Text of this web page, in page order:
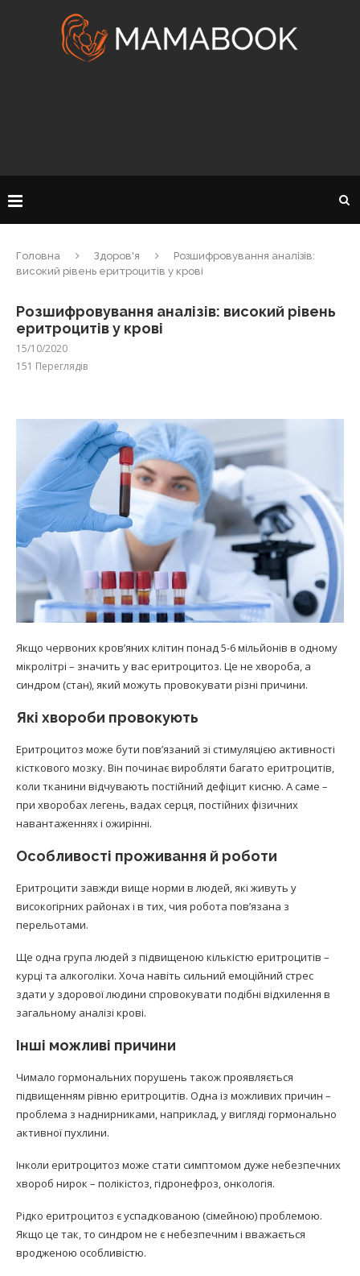
Головна Здоров'я
Розшифровування аналізів:
високий рівень еритроцитів у крові
Розшифровування аналізів: високий рівень
еритроцитів у крові
15/10/2020
151 Переглядів
Якщо червоних кров’яних клітин понад 5-6 мільйонів в одному
мікролітрі – значить у вас еритроцитоз. Це не хвороба, а
синдром (стан), який можуть провокувати різні причини.
Які хвороби провокують
Еритроцитоз може бути пов’язаний зі стимуляцією активності
кісткового мозку. Він починає виробляти багато еритроцитів,
коли тканини відчувають постійний дефіцит кисню. А саме –
при хворобах легень, вадах серця, постійних фізичних
навантаженнях і ожирінні.
Особливості проживання й роботи
Еритроцити завжди вище норми в людей, які живуть у
високогірних районах і в тих, чия робота пов’язана з
перельотами.
Ще одна група людей з підвищеною кількістю еритроцитів –
курці та алкоголіки. Хоча навіть сильний емоційний стрес
здати у здорової людини спровокувати подібні відхилення в
загальному аналізі крові.
Інші можливі причини
Чимало гормональних порушень також проявляється
підвищенням рівню еритроцитів. Одна із можливих причин –
проблема з наднирниками, наприклад, у вигляді гормонально
активної пухлини.
Інколи еритроцитоз може стати симптомом дуже небезпечних
хвороб нирок – полікістоз, гідронефроз, онкологія.
Рідко еритроцитоз є успадкованою (сімейною) проблемою.
Якщо це так, то синдром не є небезпечним і вважається
вродженою особливістю.